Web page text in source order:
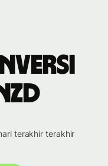
terakhir terakhir